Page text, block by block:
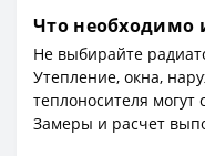
Что необходимо
Не выбирайте
Утепление, окна,
теплоносителя могут
Замеры и расчет